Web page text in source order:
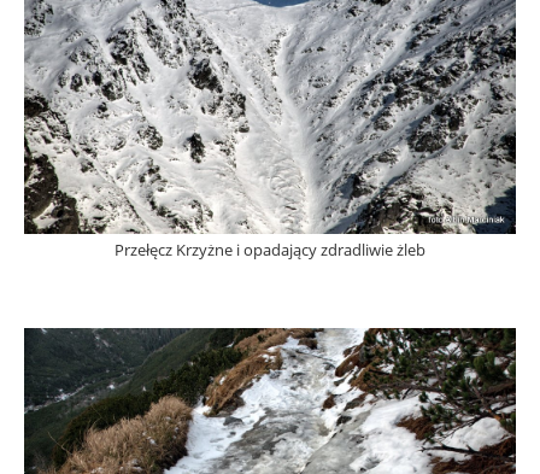
Przełęcz Krzyżne i opadający zdradliwie żleb